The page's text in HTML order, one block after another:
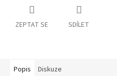
ZEPTAT SE SDÍLET
Popis Diskuze